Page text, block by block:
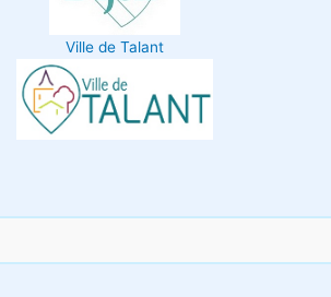
Ville de Talant